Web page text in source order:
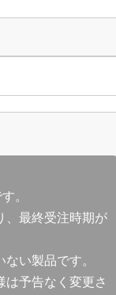
。
、最終受注時期が
い製品です。
は予告なく変更さ